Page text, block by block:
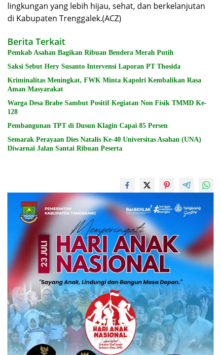
lingkungan yang lebih hijau, sehat, dan berkelanjutan
di Kabupaten Trenggalek.(ACZ)
Berita Terkait
Pemkab Asahan Bagikan Ribuan Bendera Merah Putih
Saksi Sebut Hery Susanto Intervensi Laporan PT Thosida
Kriminalitas Meningkat, FWK Minta Kapolri Kembalikan Rasa
Aman Masyarakat
Warga Desa Brabe Sambut Positif Kegiatan Non Fisik TMMD Ke-
128
Pembangunan TPT di Dusun Klagin Capai 85 Persen
Semarak Perayaan Dies Natalis Ke-40 Universitas Asahan (UNA)
Diwarnai Jalan Santai Ribuan Peserta